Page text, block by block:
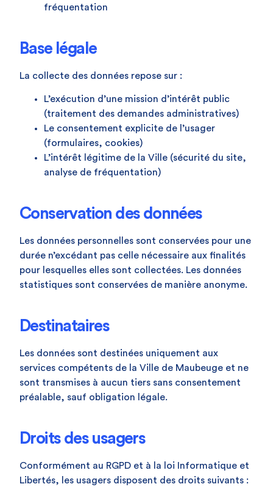
fréquentation
Base légale
La collecte des données repose sur :
L’exécution d’une mission d’intérêt public
(traitement des demandes administratives)
Le consentement explicite de l’usager
(formulaires, cookies)
L’intérêt légitime de la Ville (sécurité du site,
analyse de fréquentation)
Conservation des données
Les données personnelles sont conservées pour une
durée n’excédant pas celle nécessaire aux finalités
pour lesquelles elles sont collectées. Les données
statistiques sont conservées de manière anonyme.
Destinataires
Les données sont destinées uniquement aux
services compétents de la Ville de Maubeuge et ne
sont transmises à aucun tiers sans consentement
préalable, sauf obligation légale.
Droits des usagers
Conformément au RGPD et à la loi Informatique et
Libertés, les usagers disposent des droits suivants :